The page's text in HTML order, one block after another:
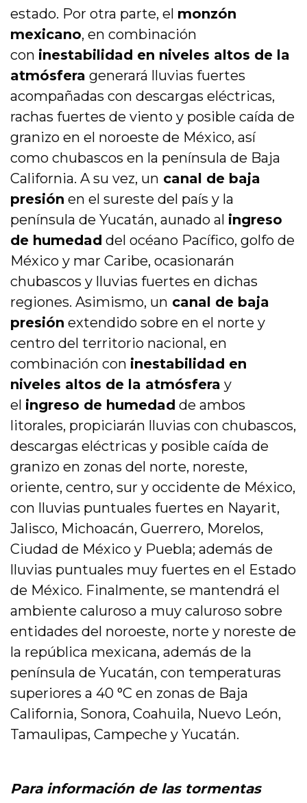
estado. Por otra parte, el monzón
mexicano, en combinación
con inestabilidad en niveles altos de la
atmósfera generará lluvias fuertes
acompañadas con descargas eléctricas,
rachas fuertes de viento y posible caída de
granizo en el noroeste de México, así
como chubascos en la península de Baja
California. A su vez, un canal de baja
presión en el sureste del país y la
península de Yucatán, aunado al ingreso
de humedad del océano Pacífico, golfo de
México y mar Caribe, ocasionarán
chubascos y lluvias fuertes en dichas
regiones. Asimismo, un canal de baja
presión extendido sobre en el norte y
centro del territorio nacional, en
combinación con inestabilidad en
niveles altos de la atmósfera y
el ingreso de humedad de ambos
litorales, propiciarán lluvias con chubascos,
descargas eléctricas y posible caída de
granizo en zonas del norte, noreste,
oriente, centro, sur y occidente de México,
con lluvias puntuales fuertes en Nayarit,
Jalisco, Michoacán, Guerrero, Morelos,
Ciudad de México y Puebla; además de
lluvias puntuales muy fuertes en el Estado
de México. Finalmente, se mantendrá el
ambiente caluroso a muy caluroso sobre
entidades del noroeste, norte y noreste de
la república mexicana, además de la
península de Yucatán, con temperaturas
superiores a 40 °C en zonas de Baja
California, Sonora, Coahuila, Nuevo León,
Tamaulipas, Campeche y Yucatán.
Para información de las tormentas